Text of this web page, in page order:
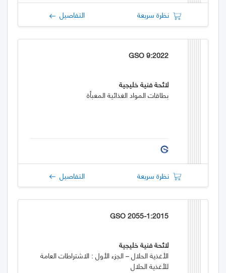
نظرة سريعة التفاصيل
GSO 9:2022
لائحة فنية خليجية
بطاقات المواد الغذائية المعبأة
نظرة سريعة التفاصيل
GSO 2055-1:2015
لائحة فنية خليجية
الأغذية الحلال – الجزء الأول : الاشتراطات العامة
للأغذية الحلال